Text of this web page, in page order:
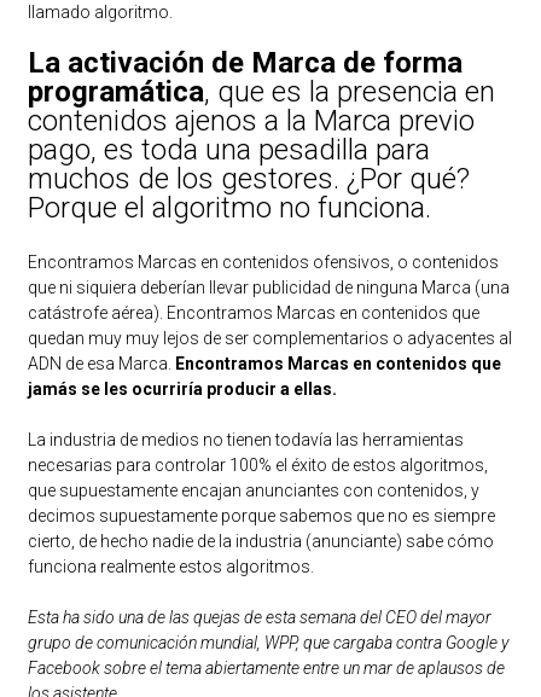
llamado algoritmo.
La activación de Marca de forma
programática, que es la presencia en
contenidos ajenos a la Marca previo
pago, es toda una pesadilla para
muchos de los gestores. ¿Por qué?
Porque el algoritmo no funciona.
Encontramos Marcas en contenidos ofensivos, o contenidos
que ni siquiera deberían llevar publicidad de ninguna Marca (una
catástrofe aérea). Encontramos Marcas en contenidos que
quedan muy muy lejos de ser complementarios o adyacentes al
ADN de esa Marca.
Encontramos Marcas en contenidos que
jamás se les ocurriría producir a ellas.
La industria de medios no tienen todavía las herramientas
necesarias para controlar 100% el éxito de estos algoritmos,
que supuestamente encajan anunciantes con contenidos, y
decimos supuestamente porque sabemos que no es siempre
cierto, de hecho nadie de la industria (anunciante) sabe cómo
funciona realmente estos algoritmos.
Esta ha sido una de las quejas de esta semana del CEO del mayor
grupo de comunicación mundial, WPP, que cargaba contra Google y
Facebook sobre el tema abiertamente entre un mar de aplausos de